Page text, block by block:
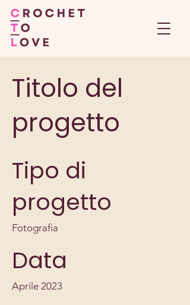
Titolo del
progetto
Tipo di
progetto
Fotografia
Data
Aprile 2023